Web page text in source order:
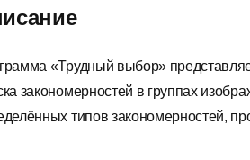
«Трудный выбор»
закономерностей в группах
типов закономерностей,